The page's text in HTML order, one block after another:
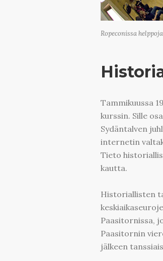
Ropeconissa
Tammikuussa
kurssin. Sille
Sydäntalven
internetin
Tieto
kautta.
Historiallisten
Paasitornissa,
Paasitornin
jälkeen